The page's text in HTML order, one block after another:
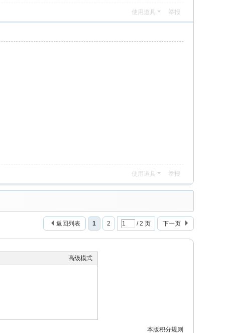
使用道具 举报
使用道具 举报
1 2 / 2 页 下一页
返回列表
高级模式
本版积分规则